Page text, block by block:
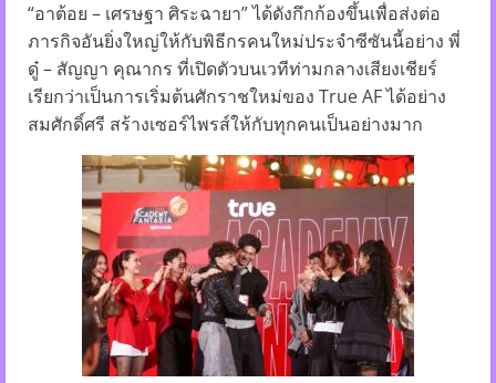
“อาต้อย – เศรษฐา ศิระฉายา” ได้ดังกึกก้องขึ้นเพื่อส่งต่อ
ภารกิจอันยิ่งใหญ่ให้กับพิธีกรคนใหม่ประจำซีซันนี้อย่าง พี่
ดู๋ – สัญญา คุณากร ที่เปิดตัวบนเวทีท่ามกลางเสียงเชียร์
เรียกว่าเป็นการเริ่มต้นศักราชใหม่ของ True AF ได้อย่าง
สมศักดิ์ศรี สร้างเซอร์ไพรส์ให้กับทุกคนเป็นอย่างมาก